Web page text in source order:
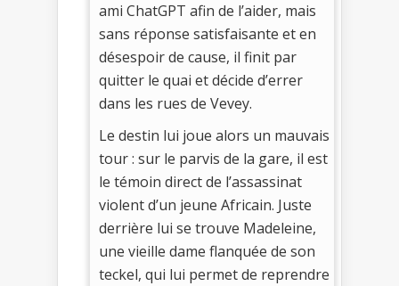
ami ChatGPT afin de l’aider, mais
sans réponse satisfaisante et en
désespoir de cause, il finit par
quitter le quai et décide d’errer
dans les rues de Vevey.
Le destin lui joue alors un mauvais
tour : sur le parvis de la gare, il est
le témoin direct de l’assassinat
violent d’un jeune Africain. Juste
derrière lui se trouve Madeleine,
une vieille dame flanquée de son
teckel, qui lui permet de reprendre